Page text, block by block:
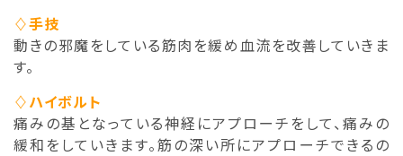
♢手技
動きの邪魔をしている筋肉を緩め血流を改善していきま
す。
♢ハイボルト
痛みの基となっている神経にアプローチをして、痛みの
緩和をしていきます。筋の深い所にアプローチできるの